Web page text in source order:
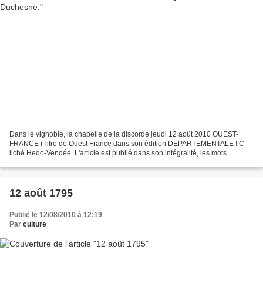
Dans le vignoble, la chapelle de la discorde jeudi 12 août 2010 OUEST-
FRANCE (Titre de Ouest France dans son édition DEPARTEMENTALE ! C
liché Hedo-Vendée. L'article est publié dans son intégralité, les mots
12 août 1795
Publié le 12/08/2010 à 12:19
Par culture